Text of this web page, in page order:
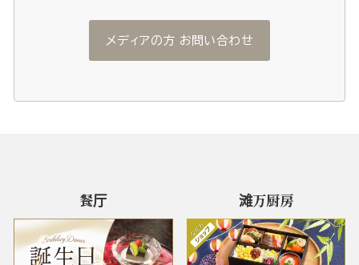
メディアの方 お問い合わせ
餐厅 滩万厨房